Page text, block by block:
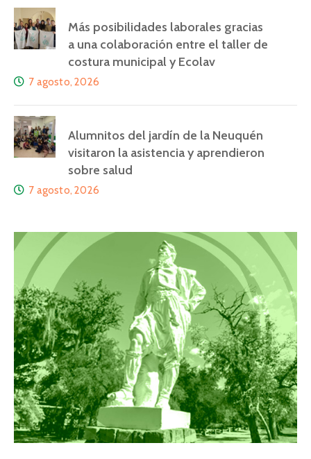
Más posibilidades laborales gracias
a una colaboración entre el taller de
costura municipal y Ecolav
7 agosto, 2026
Alumnitos del jardín de la Neuquén
visitaron la asistencia y aprendieron
sobre salud
7 agosto, 2026